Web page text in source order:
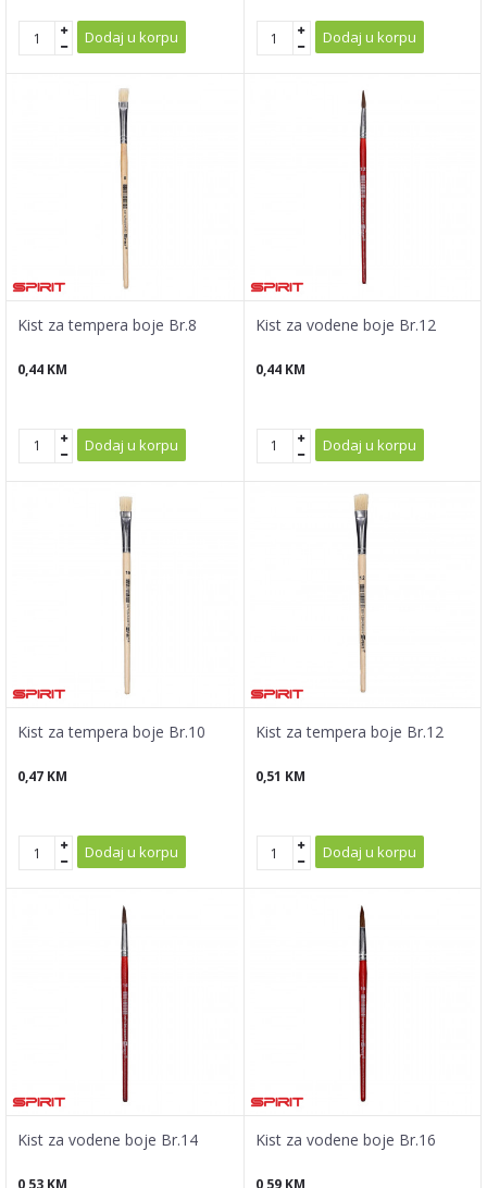
Dodaj u korpu Dodaj u korpu
Kist za tempera boje Br.8
0,44 KM
Dodaj u korpu
Kist za vodene boje Br.12
0,44 KM
Dodaj u korpu
Kist za tempera boje Br.10
0,47 KM
Dodaj u korpu
Kist za tempera boje Br.12
0,51 KM
Dodaj u korpu
Kist za vodene boje Br.14
0,53 KM
Kist za vodene boje Br.16
0,59 KM